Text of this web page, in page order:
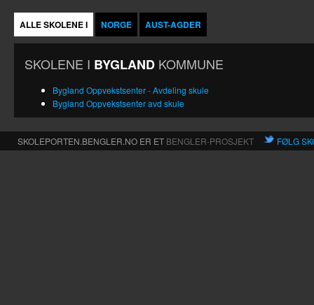
ALLE SKOLENE I NORGE AUST-AGDER
SKOLENE I BYGLAND KOMMUNE
Bygland Oppvekstsenter - Avdeling skule
Bygland Oppvekstsenter avd skule
SKOLEPORTEN.BENGLER.NO ER ET BENGLER-PROSJEKT FØLG